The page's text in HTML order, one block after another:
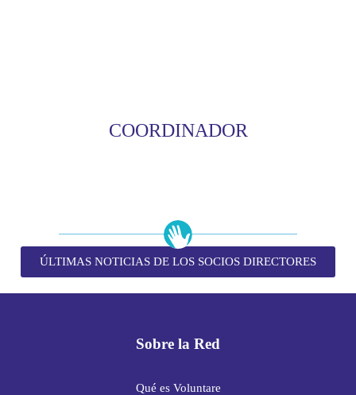
COORDINADOR
ÚLTIMAS NOTICIAS DE LOS SOCIOS DIRECTORES
Sobre la Red
Qué es Voluntare